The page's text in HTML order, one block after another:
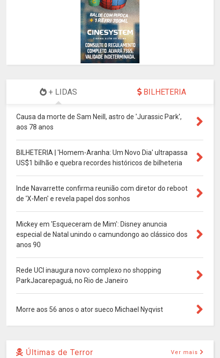
+ LIDAS BILHETERIA
Causa da morte de Sam Neill, astro de 'Jurassic Park',
aos 78 anos
BILHETERIA | 'Homem-Aranha: Um Novo Dia' ultrapassa
US$1 bilhão e quebra recordes históricos de bilheteria
Inde Navarrette confirma reunião com diretor do reboot
de 'X-Men' e revela papel dos sonhos
Mickey em 'Esqueceram de Mim': Disney anuncia
especial de Natal unindo o camundongo ao clássico dos
anos 90
Rede UCI inaugura novo complexo no shopping
ParkJacarepaguá, no Rio de Janeiro
Morre aos 56 anos o ator sueco Michael Nyqvist
Últimas de Terror Ver mais